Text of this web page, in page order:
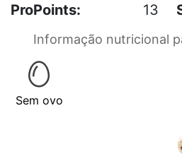
ProPoints:
13
Informação nutricional
Sem ovo